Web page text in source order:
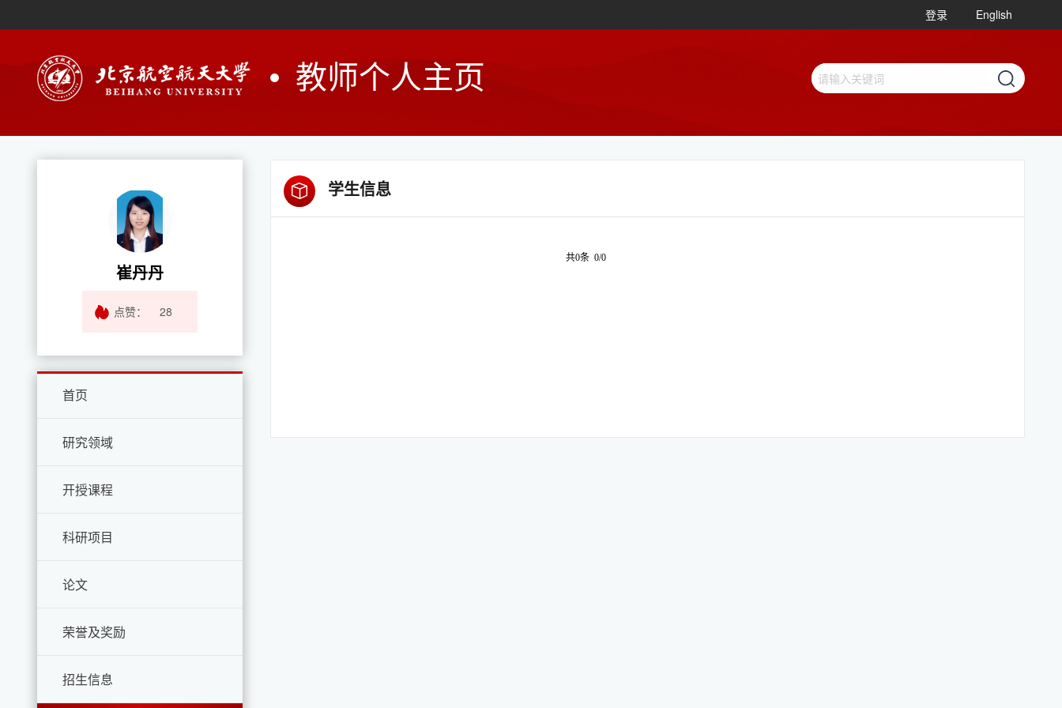
登录 English
教师个人主页
崔丹丹
点赞： 28
首页
研究领域
开授课程
科研项目
论文
荣誉及奖励
招生信息
学生信息
共0条 0/0